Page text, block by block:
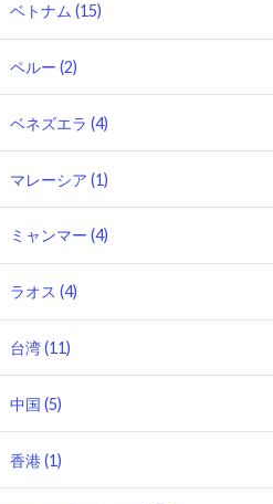
ベトナム (15)
ペルー (2)
ベネズエラ (4)
マレーシア (1)
ミャンマー (4)
ラオス (4)
台湾(11)
中国 (5)
香港(1)